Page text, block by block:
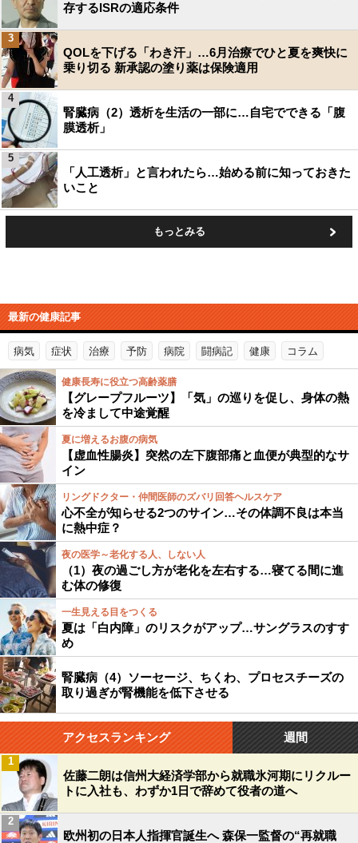
存するISRの適応条件
QOLを下げる「わき汗」…6月治療でひと夏を爽快に
乗り切る 新承認の塗り薬は保険適用
3
腎臓病（2）透析を生活の一部に…自宅でできる「腹
膜透析」
4
「人工透析」と言われたら…始める前に知っておきた
いこと
5
もっとみる
最新の健康記事
病気 症状 治療 予防 病院 闘病記 健康 コラム
健康長寿に役立つ高齢薬膳
【グレープフルーツ】「気」の巡りを促し、身体の熱
を冷まして中途覚醒
夏に増えるお腹の病気
【虚血性腸炎】突然の左下腹部痛と血便が典型的なサ
イン
リングドクター・仲間医師のズバリ回答ヘルスケア
心不全が知らせる2つのサイン…その体調不良は本当
に熱中症？
夜の医学～老化する人、しない人
（1）夜の過ごし方が老化を左右する…寝てる間に進
む体の修復
一生見える目をつくる
夏は「白内障」のリスクがアップ…サングラスのすす
め
腎臓病（4）ソーセージ、ちくわ、プロセスチーズの
取り過ぎが腎機能を低下させる
アクセスランキング 週間
佐藤二朗は信州大経済学部から就職氷河期にリクルー
トに入社も、わずか1日で辞めて役者の道へ
1
欧州初の日本人指揮官誕生へ 森保一監督の“再就職
2